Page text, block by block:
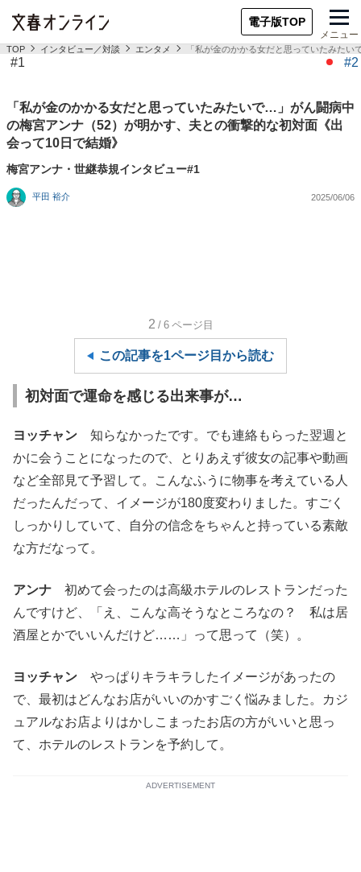
電子版TOP
メニュー
TOP インタビュー／対談 エンタメ 「私が金のかかる女だと思っていたみた
#1 #2
「私が金のかかる女だと思っていたみたいで…」がん闘病中
の梅宮アンナ（52）が明かす、夫との衝撃的な初対面《出
会って10日で結婚》
梅宮アンナ・世継恭規インタビュー#1
平田 裕介 2025/06/06
2 /6 ページ目
この記事を1ページ目から読む
初対面で運命を感じる出来事が…
ヨッチャン 知らなかったです。でも連絡もらった翌週と
かに会うことになったので、とりあえず彼女の記事や動画
など全部見て予習して。こんなふうに物事を考えている人
だったんだって、イメージが180度変わりました。すごく
しっかりしていて、自分の信念をちゃんと持っている素敵
な方だなって。
アンナ 初めて会ったのは高級ホテルのレストランだった
んですけど、「え、こんな高そうなところなの？ 私は居
酒屋とかでいいんだけど……」って思って（笑）。
ヨッチャン やっぱりキラキラしたイメージがあったの
で、最初はどんなお店がいいのかすごく悩みました。カジ
ュアルなお店よりはかしこまったお店の方がいいと思っ
て、ホテルのレストランを予約して。
ADVERTISEMENT